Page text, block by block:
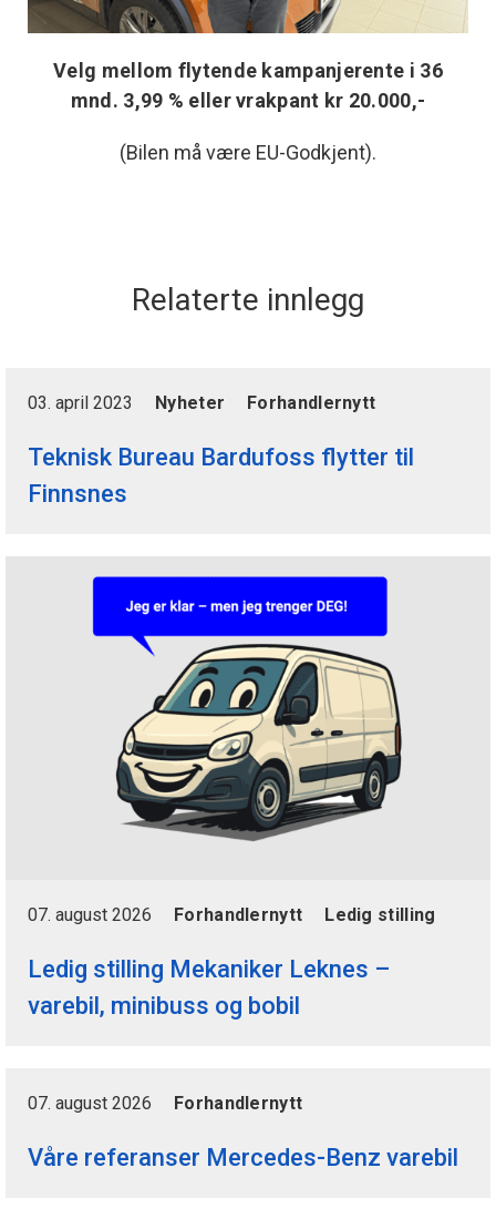
Velg mellom flytende kampanjerente i 36
mnd. 3,99 % eller vrakpant kr 20.000,-
(Bilen må være EU-Godkjent).
Relaterte innlegg
03. april 2023 Nyheter Forhandlernytt
Teknisk Bureau Bardufoss flytter til
Finnsnes
07. august 2026 Forhandlernytt Ledig stilling
Ledig stilling Mekaniker Leknes –
varebil, minibuss og bobil
07. august 2026 Forhandlernytt
Våre referanser Mercedes-Benz varebil